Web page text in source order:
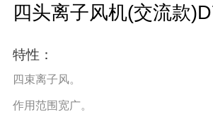
四头离子风机(交流款
特性：
四束离子风。
作用范围宽广。